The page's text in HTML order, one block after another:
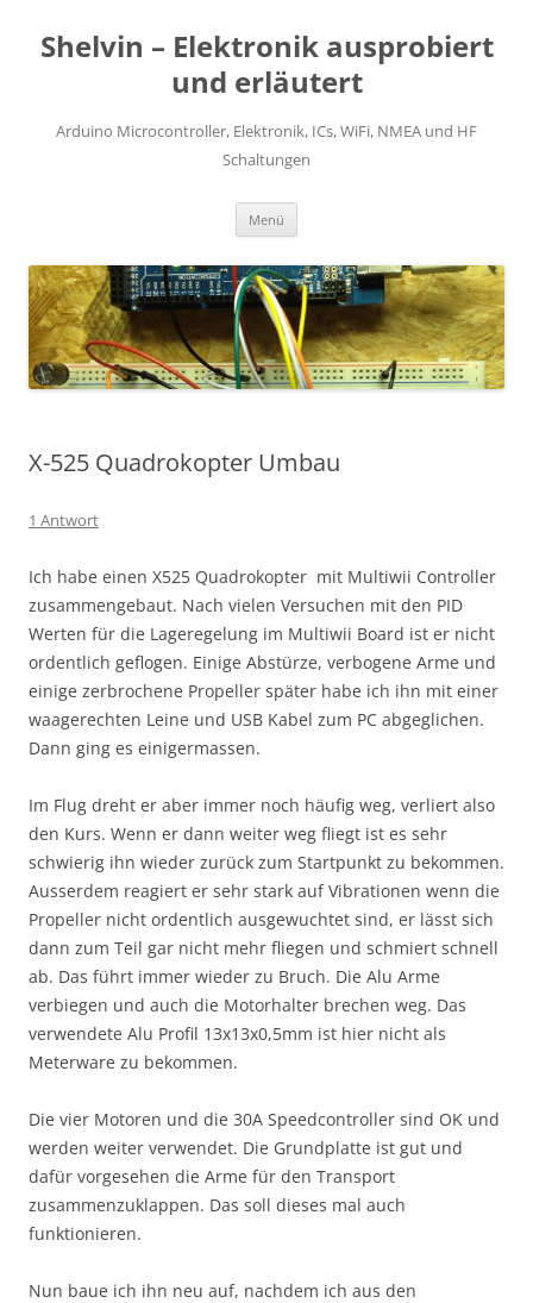
springen
Shelvin – Elektronik ausprobiert
und erläutert
Arduino Microcontroller, Elektronik, ICs, WiFi, NMEA und HF
Schaltungen
Menü
X-525 Quadrokopter Umbau
1 Antwort
Ich habe einen X525 Quadrokopter mit Multiwii Controller
zusammengebaut. Nach vielen Versuchen mit den PID
Werten für die Lageregelung im Multiwii Board ist er nicht
ordentlich geflogen. Einige Abstürze, verbogene Arme und
einige zerbrochene Propeller später habe ich ihn mit einer
waagerechten Leine und USB Kabel zum PC abgeglichen.
Dann ging es einigermassen.
Im Flug dreht er aber immer noch häufig weg, verliert also
den Kurs. Wenn er dann weiter weg fliegt ist es sehr
schwierig ihn wieder zurück zum Startpunkt zu bekommen.
Ausserdem reagiert er sehr stark auf Vibrationen wenn die
Propeller nicht ordentlich ausgewuchtet sind, er lässt sich
dann zum Teil gar nicht mehr fliegen und schmiert schnell
ab. Das führt immer wieder zu Bruch. Die Alu Arme
verbiegen und auch die Motorhalter brechen weg. Das
verwendete Alu Profil 13x13x0,5mm ist hier nicht als
Meterware zu bekommen.
Die vier Motoren und die 30A Speedcontroller sind OK und
werden weiter verwendet. Die Grundplatte ist gut und
dafür vorgesehen die Arme für den Transport
zusammenzuklappen. Das soll dieses mal auch
funktionieren.
Nun baue ich ihn neu auf, nachdem ich aus den